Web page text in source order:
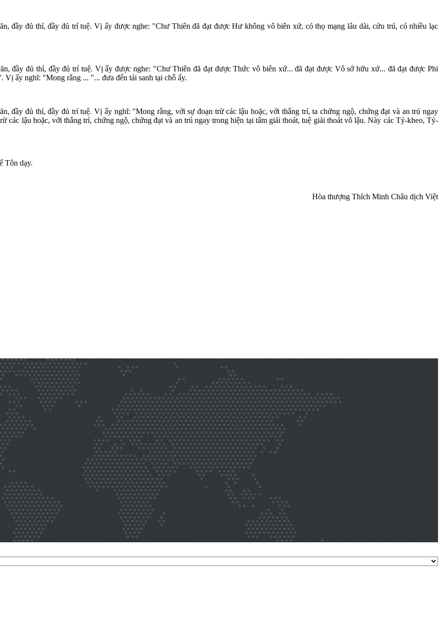
đầy đủ thí, đầy đủ trí tuệ. Vị ấy được nghe: "Chư Thiên đã đạt được Hư không vô biên xứ, có thọ mạng lâu dài, cửu trú, có nhiều lạc
đầy đủ thí, đầy đủ trí tuệ. Vị ấy được nghe: "Chư Thiên đã đạt được Thức vô biên xứ... đã đạt được Vô sở hữu xứ... đã đạt được Phi
ấy nghĩ: "Mong rằng ... "... đưa đến tái sanh tại chỗ ấy.
đầy đủ thí, đầy đủ trí tuệ. Vị ấy nghĩ: "Mong rằng, với sự đoạn trừ các lậu hoặc, với thắng trí, ta chứng ngộ, chứng đạt và an trú ngay
các lậu hoặc, với thắng trí, chứng ngộ, chứng đạt và an trú ngay trong hiện tại tâm giải thoát, tuệ giải thoát vô lậu. Này các Tỷ-kheo, Tỷ-
Tôn dạy.
Hòa thượng Thích Minh Châu dịch Việt